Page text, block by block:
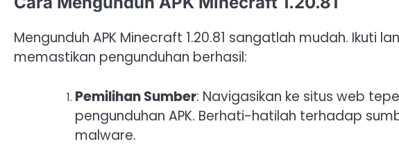
Mengunduh APK Minecraft 1.20.81 sangatlah mudah. Ikuti
memastikan pengunduhan berhasil:
Pemilihan Sumber: Navigasikan ke situs web
pengunduhan APK. Berhati-hatilah terhadap
malware.